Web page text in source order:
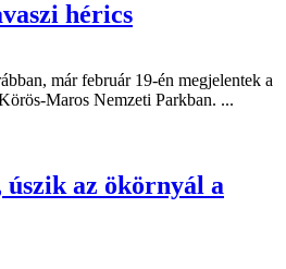
hérics
már február 19-én megjelentek a
Maros Nemzeti Parkban. ...
az ökörnyál a